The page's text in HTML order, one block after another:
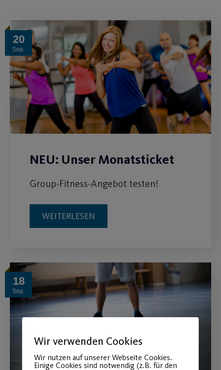
20
Sep.
NEU: Unser Monatsticket
Group-Fitness-Angebot testen!
WEITERLESEN
18
Sep.
Wir verwenden Cookies
Wir nutzen auf unserer Webseite Cookies.
Einige Cookies sind notwendig (z.B. für den